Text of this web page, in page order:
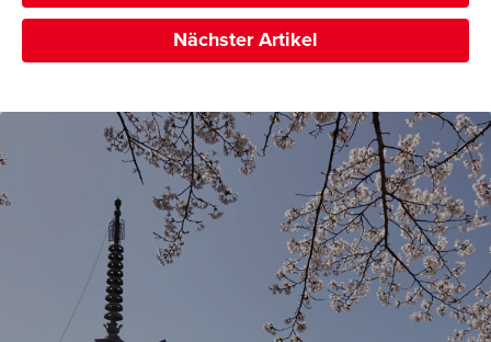
Nächster Artikel